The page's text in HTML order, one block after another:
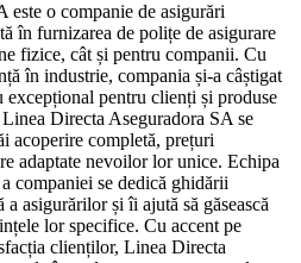
este o companie de asigurări
în furnizarea de polițe de asigurare
fizice, cât și pentru companii. Cu
în industrie, compania și-a câștigat
pentru clienți și produse
Directa Aseguradora SA se
acoperire completă, prețuri
adaptate nevoilor lor unice. Echipa
companiei se dedică ghidării
asigurărilor și îi ajută să găsească
lor specifice. Cu accent pe
clienților, Linea Directa